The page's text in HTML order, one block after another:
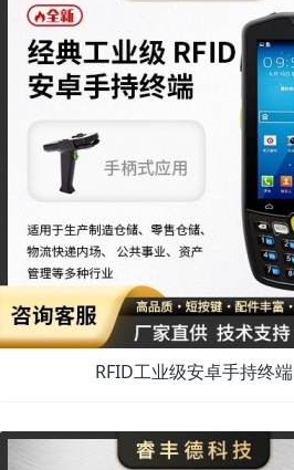
RFID工业级安卓手持终端